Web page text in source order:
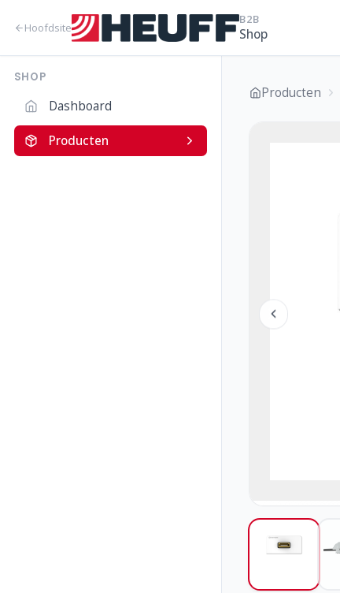
Hoofdsite
B2B
Shop
SHOP
Dashboard
Producten
Producten